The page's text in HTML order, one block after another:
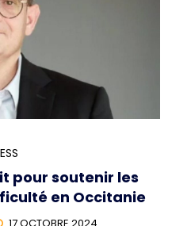
pour soutenir les
en Occitanie